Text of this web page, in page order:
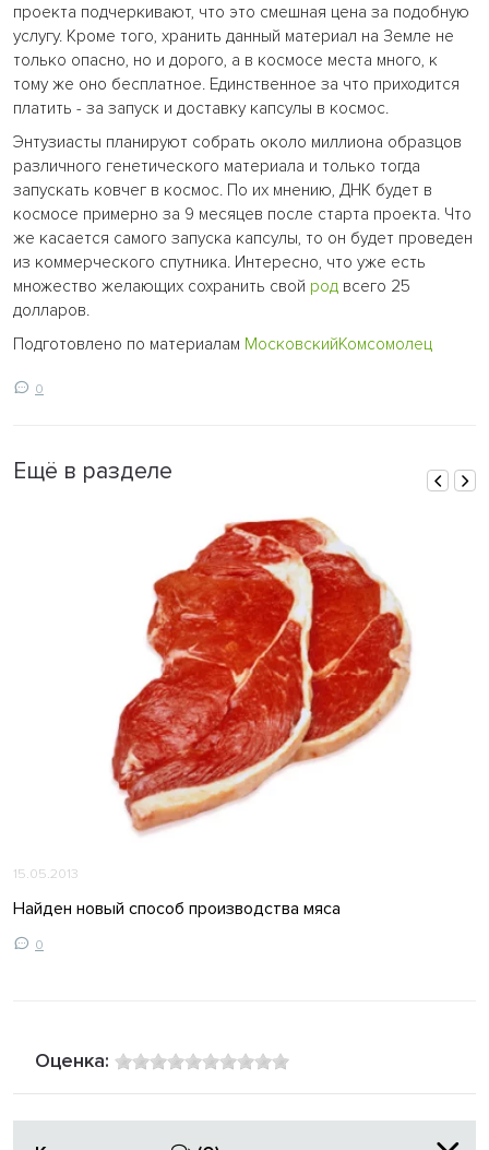
проекта подчеркивают, что это смешная цена за подобную
услугу. Кроме того, хранить данный материал на Земле не
только опасно, но и дорого, а в космосе места много, к
тому же оно бесплатное. Единственное за что приходится
платить - за запуск и доставку капсулы в космос.
Энтузиасты планируют собрать около миллиона образцов
различного генетического материала и только тогда
запускать ковчег в космос. По их мнению, ДНК будет в
космосе примерно за 9 месяцев после старта проекта. Что
же касается самого запуска капсулы, то он будет проведен
из коммерческого спутника. Интересно, что уже есть
множество желающих сохранить свой род всего 25
долларов.
Подготовлено по материалам MосковскийКомсомолец
0
Ещё в разделе
15.05.2013
Найден новый способ производства мяса
0
Оценка: